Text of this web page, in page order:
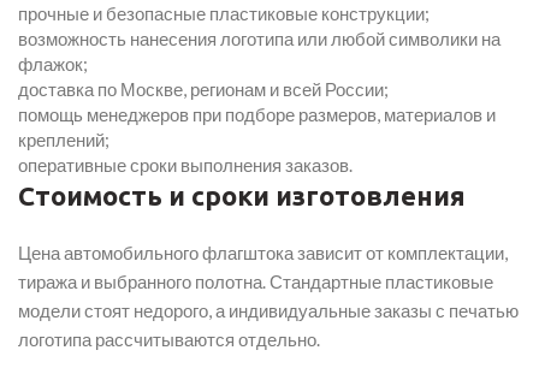
прочные и безопасные пластиковые конструкции;
возможность нанесения логотипа или любой символики на
флажок;
доставка по Москве, регионам и всей России;
помощь менеджеров при подборе размеров, материалов и
креплений;
оперативные сроки выполнения заказов.
Стоимость и сроки изготовления
Цена автомобильного флагштока зависит от комплектации,
тиража и выбранного полотна. Стандартные пластиковые
модели стоят недорого, а индивидуальные заказы с печатью
логотипа рассчитываются отдельно.